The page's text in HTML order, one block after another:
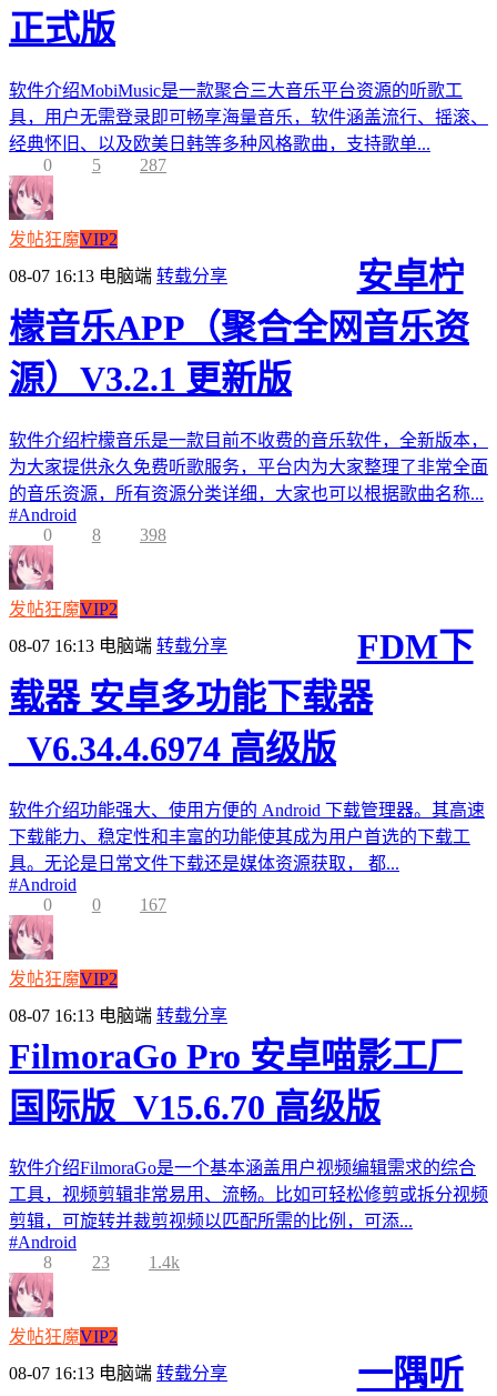
正式版
软件介绍MobiMusic是一款聚合三大音乐平台资源的听歌工
具，用户无需登录即可畅享海量音乐，软件涵盖流行、摇滚、
经典怀旧、以及欧美日韩等多种风格歌曲，支持歌单...
0
5 287
发帖狂魔VIP2
08-07 16:13 电脑端 转载分享
安卓柠
檬音乐APP（聚合全网音乐资
源）V3.2.1 更新版
软件介绍柠檬音乐是一款目前不收费的音乐软件，全新版本，
为大家提供永久免费听歌服务，平台内为大家整理了非常全面
的音乐资源，所有资源分类详细，大家也可以根据歌曲名称...
#Android
0
8 398
发帖狂魔VIP2
08-07 16:13 电脑端 转载分享
FDM下
载器 安卓多功能下载器
_V6.34.4.6974 高级版
软件介绍功能强大、使用方便的 Android 下载管理器。其高速
下载能力、稳定性和丰富的功能使其成为用户首选的下载工
具。无论是日常文件下载还是媒体资源获取， 都...
#Android
0
0 167
发帖狂魔VIP2
08-07 16:13 电脑端 转载分享
FilmoraGo Pro 安卓喵影工厂
国际版_V15.6.70 高级版
软件介绍FilmoraGo是一个基本涵盖用户视频编辑需求的综合
工具，视频剪辑非常易用、流畅。比如可轻松修剪或拆分视频
剪辑，可旋转并裁剪视频以匹配所需的比例，可添...
#Android
8
23 1.4k
发帖狂魔VIP2
08-07 16:13 电脑端 转载分享
一隅听